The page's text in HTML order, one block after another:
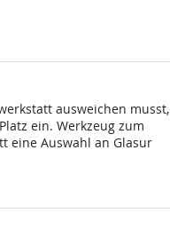
ausweichen musst,
ein. Werkzeug zum
eine Auswahl an Glasur